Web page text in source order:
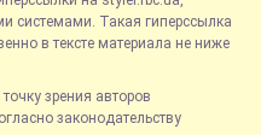
системами. Такая гиперссылка
в тексте материала не ниже
зрения авторов
законодательству